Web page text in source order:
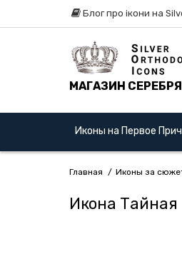
Блог про ікони на
МАГАЗИН
Иконы на Первое
Главная Иконы за
Икона Тайная